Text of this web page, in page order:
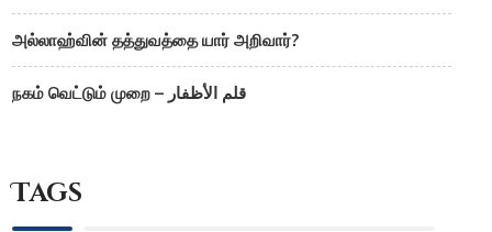
அல்லாஹ்வின் தத்துவத்தை யார் அறிவார்?
நகம் வெட்டும் முறை – قلم الأظفار
Tags